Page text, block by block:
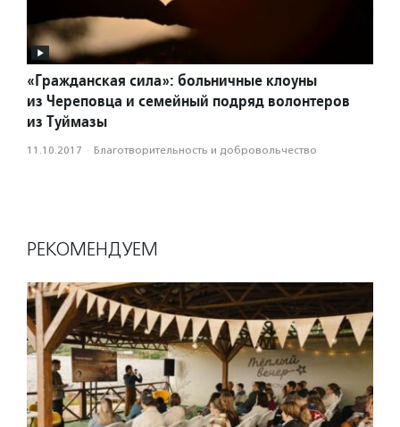
«Гражданская сила»: больничные клоуны
из Череповца и семейный подряд волонтеров
из Туймазы
11.10.2017 · Благотвори­тель­ность и доброволь­чест­во
РЕКОМЕНДУЕМ